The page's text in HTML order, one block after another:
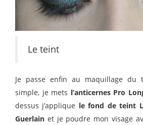
Le teint
Je passe enfin au maquillage du
simple, je mets l’anticernes Pro
dessus j’applique le fond de teint
Guerlain et je poudre mon visage